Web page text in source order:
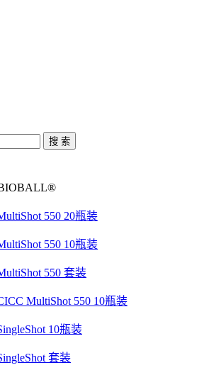
搜 索
550 20瓶装
550 10瓶装
550 套装
MultiShot 550 10瓶装
10瓶装
套装